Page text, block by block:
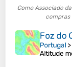
Como Associado
compras
Foz do
Portugal >
Altitude